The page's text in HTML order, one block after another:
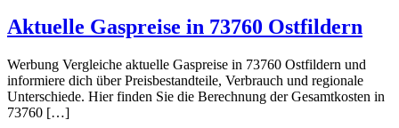
Aktuelle Gaspreise in 73760 Ostfildern
Werbung Vergleiche aktuelle Gaspreise in 73760 Ostfildern und
informiere dich über Preisbestandteile, Verbrauch und regionale
Unterschiede. Hier finden Sie die Berechnung der Gesamtkosten in
73760 […]